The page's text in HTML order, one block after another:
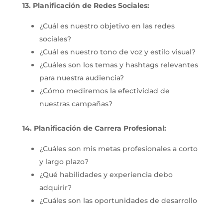
13. Planificación de Redes Sociales:
¿Cuál es nuestro objetivo en las redes
sociales?
¿Cuál es nuestro tono de voz y estilo visual?
¿Cuáles son los temas y hashtags relevantes
para nuestra audiencia?
¿Cómo mediremos la efectividad de
nuestras campañas?
14. Planificación de Carrera Profesional:
¿Cuáles son mis metas profesionales a corto
y largo plazo?
¿Qué habilidades y experiencia debo
adquirir?
¿Cuáles son las oportunidades de desarrollo